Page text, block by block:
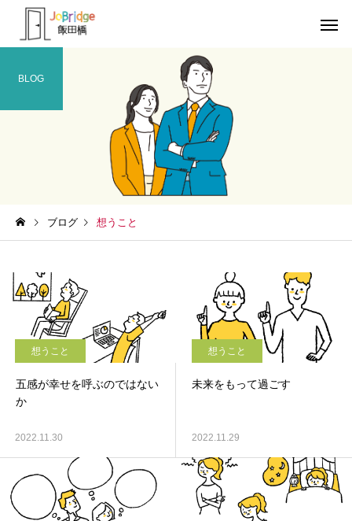
サービス案内
就労先・実
働き続けるための土台 全力禁止のススメ
BLOG
ブログ 想うこと
想うこと
五感が幸せを呼ぶのではない
か
2022.11.30
想うこと
未来をもって過ごす
2022.11.29